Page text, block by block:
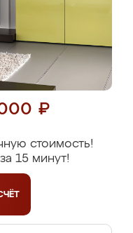
₽
стоимость!
15 минут!